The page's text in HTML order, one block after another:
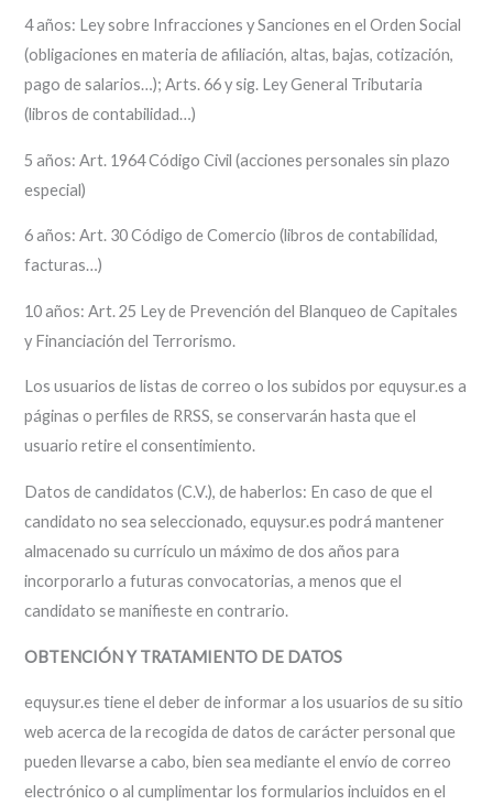
4 años: Ley sobre Infracciones y Sanciones en el Orden Social
(obligaciones en materia de afiliación, altas, bajas, cotización,
pago de salarios…); Arts. 66 y sig. Ley General Tributaria
(libros de contabilidad…)
5 años: Art. 1964 Código Civil (acciones personales sin plazo
especial)
6 años: Art. 30 Código de Comercio (libros de contabilidad,
facturas…)
10 años: Art. 25 Ley de Prevención del Blanqueo de Capitales
y Financiación del Terrorismo.
Los usuarios de listas de correo o los subidos por equysur.es a
páginas o perfiles de RRSS, se conservarán hasta que el
usuario retire el consentimiento.
Datos de candidatos (C.V.), de haberlos: En caso de que el
candidato no sea seleccionado, equysur.es podrá mantener
almacenado su currículo un máximo de dos años para
incorporarlo a futuras convocatorias, a menos que el
candidato se manifieste en contrario.
OBTENCIÓN Y TRATAMIENTO DE DATOS
equysur.es tiene el deber de informar a los usuarios de su sitio
web acerca de la recogida de datos de carácter personal que
pueden llevarse a cabo, bien sea mediante el envío de correo
electrónico o al cumplimentar los formularios incluidos en el